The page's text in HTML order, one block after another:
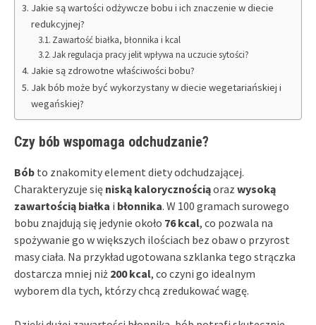
Jakie są wartości odżywcze bobu i ich znaczenie w diecie
redukcyjnej?
Zawartość białka, błonnika i kcal
Jak regulacja pracy jelit wpływa na uczucie sytości?
Jakie są zdrowotne właściwości bobu?
Jak bób może być wykorzystany w diecie wegetariańskiej i
wegańskiej?
Czy bób wspomaga odchudzanie?
Bób to znakomity element diety odchudzającej.
Charakteryzuje się niską kalorycznościąoraz wysoką
zawartością białka i błonnika. W 100 gramach surowego
bobu znajdują się jedynie około 76 kcal, co pozwala na
spożywanie go w większych ilościach bez obaw o przyrost
masy ciała. Na przykład ugotowana szklanka tego strączka
dostarcza mniej niż 200 kcal, co czyni go idealnym
wyborem dla tych, którzy chcą zredukować wagę.